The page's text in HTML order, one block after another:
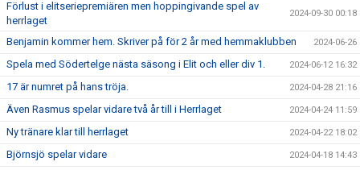
Förlust i elitseriepremiären men hoppingivande spel av
herrlaget
2024-09-30 00:18
Benjamin kommer hem. Skriver på för 2 år med hemmaklubben 2024-06-26
Spela med Södertelge nästa säsong i Elit och eller div 1. 2024-06-12 16:32
17 är numret på hans tröja. 2024-04-28 21:16
Även Rasmus spelar vidare två år till i Herrlaget 2024-04-24 11:59
Ny tränare klar till herrlaget 2024-04-22 18:02
Björnsjö spelar vidare 2024-04-18 14:43